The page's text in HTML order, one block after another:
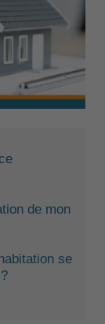
de mon
se